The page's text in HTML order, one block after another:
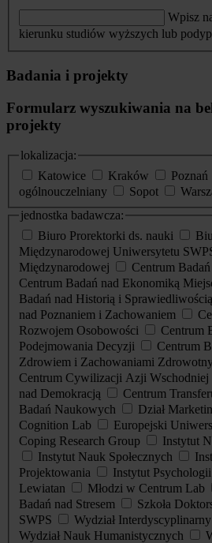
Wpisz
kierunku studiów wyższych lub
Badania i projekty
Formularz wyszukiwania na
projekty
lokalizacja:
Katowice
Kraków Poznań
ogólnouczelniany
Sopot
jednostka badawcza:
Biuro Prorektorki ds. nauki
Międzynarodowej Uniwersytetu
Międzynarodowej
Centrum
Centrum Badań nad Ekonomiką
Badań nad Historią i Sprawiedliwością
nad Poznaniem i Zachowaniem
Rozwojem Osobowości
Centrum
Podejmowania Decyzji
Centrum
Zdrowiem i Zachowaniami
Centrum Cywilizacji Azji Wschodniej
nad Demokracją
Centrum
Badań Naukowych
Dział
Cognition Lab
Europejski
Coping Research Group
Instytut
Instytut Nauk Społecznych
Projektowania
Instytut Psychologii
Lewiatan
Młodzi w Centrum Lab
Badań nad Stresem
Szkoła
SWPS
Wydział
Wydział Nauk Humanistycznych